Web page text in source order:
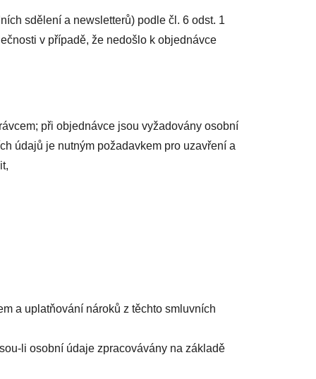
sdělení a newsletterů) podle čl. 6 odst. 1
v případě, že nedošlo k objednávce
při objednávce jsou vyžadovány osobní
údajů je nutným požadavkem pro uzavření a
a uplatňování nároků z těchto smluvních
li osobní údaje zpracovávány na základě